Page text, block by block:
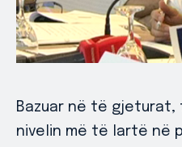
Bazuar në të gjeturat,
nivelin më të lartë në